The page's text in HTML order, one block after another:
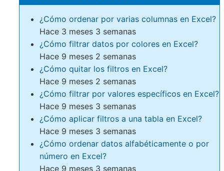
¿Cómo ordenar por varias columnas en Excel?
Hace 3 meses 3 semanas
¿Cómo filtrar datos por colores en Excel?
Hace 9 meses 2 semanas
¿Cómo quitar los filtros en Excel?
Hace 9 meses 2 semanas
¿Cómo filtrar por valores específicos en Excel?
Hace 9 meses 3 semanas
¿Cómo aplicar filtros a una tabla en Excel?
Hace 9 meses 3 semanas
¿Cómo ordenar datos alfabéticamente o por
número en Excel?
Hace 9 meses 3 semanas